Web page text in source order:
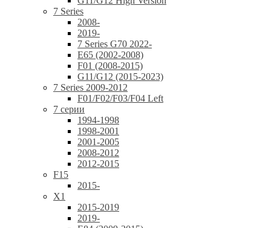
7 Series
2008-
2019-
7 Series G70 2022-
E65 (2002-2008)
F01 (2008-2015)
G11/G12 (2015-2023)
7 Series 2009-2012
F01/F02/F03/F04 Left
7 серии
1994-1998
1998-2001
2001-2005
2008-2012
2012-2015
F15
2015-
X1
2015-2019
2019-